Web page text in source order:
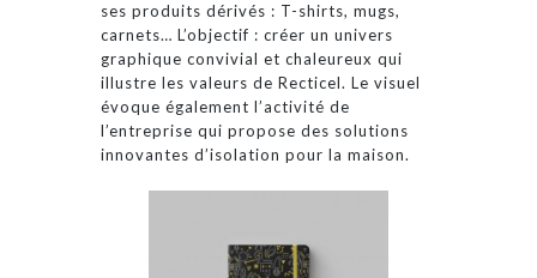
ses produits dérivés : T-shirts, mugs,
carnets… L’objectif : créer un univers
graphique convivial et chaleureux qui
illustre les valeurs de Recticel. Le visuel
évoque également l’activité de
l’entreprise qui propose des solutions
innovantes d’isolation pour la maison.